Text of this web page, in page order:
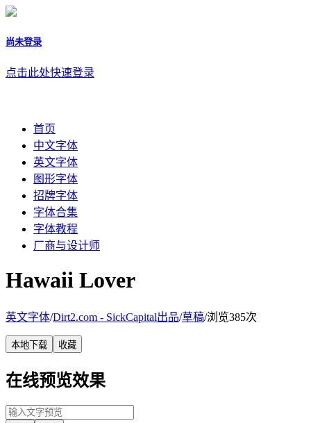
尚未登录
点击此处快速登录
首页
中文字体
英文字体
图形字体
招牌字体
字体合集
字体教程
厂商与设计师
Hawaii Lover
英文字体/Dirt2.com - SickCapital出品/草稿/浏览385次
本地下载 收藏
在线预览效果